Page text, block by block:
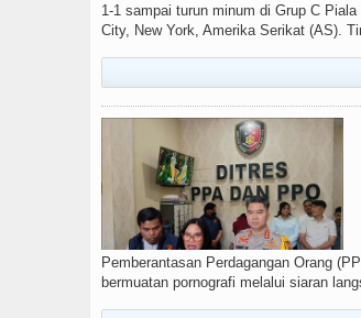
1-1 sampai turun minum di Grup C
City, New York, Amerika Serikat (AS).
Pemberantasan Perdagangan Orang
bermuatan pornografi melalui siaran